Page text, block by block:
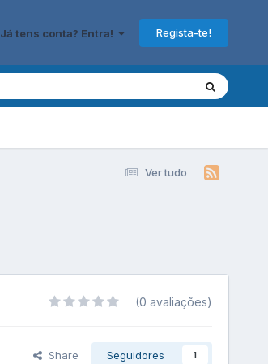
Já tens conta? Entra! Regista-te!
Ver tudo
(0 avaliações)
Share Seguidores 1